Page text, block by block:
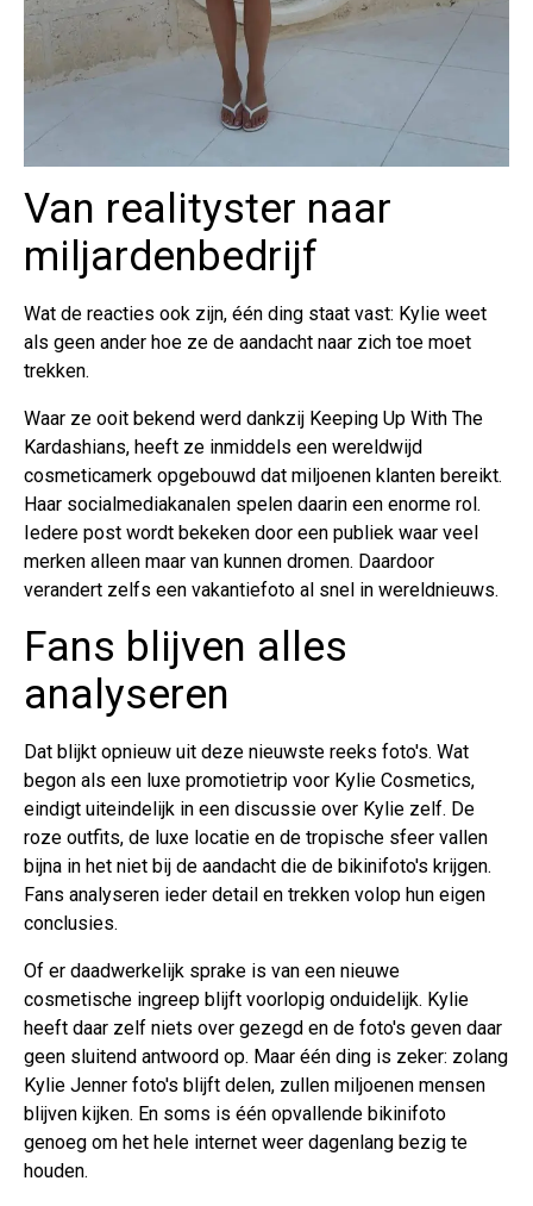
Van realityster naar
miljardenbedrijf
Wat de reacties ook zijn, één ding staat vast: Kylie weet
als geen ander hoe ze de aandacht naar zich toe moet
trekken.
Waar ze ooit bekend werd dankzij Keeping Up With The
Kardashians, heeft ze inmiddels een wereldwijd
cosmeticamerk opgebouwd dat miljoenen klanten bereikt.
Haar socialmediakanalen spelen daarin een enorme rol.
Iedere post wordt bekeken door een publiek waar veel
merken alleen maar van kunnen dromen. Daardoor
verandert zelfs een vakantiefoto al snel in wereldnieuws.
Fans blijven alles
analyseren
Dat blijkt opnieuw uit deze nieuwste reeks foto's. Wat
begon als een luxe promotietrip voor Kylie Cosmetics,
eindigt uiteindelijk in een discussie over Kylie zelf. De
roze outfits, de luxe locatie en de tropische sfeer vallen
bijna in het niet bij de aandacht die de bikinifoto's krijgen.
Fans analyseren ieder detail en trekken volop hun eigen
conclusies.
Of er daadwerkelijk sprake is van een nieuwe
cosmetische ingreep blijft voorlopig onduidelijk. Kylie
heeft daar zelf niets over gezegd en de foto's geven daar
geen sluitend antwoord op. Maar één ding is zeker: zolang
Kylie Jenner foto's blijft delen, zullen miljoenen mensen
blijven kijken. En soms is één opvallende bikinifoto
genoeg om het hele internet weer dagenlang bezig te
houden.